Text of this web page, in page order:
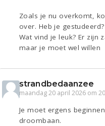
Zoals je nu overkomt,
over. Heb je
Wat vind je leuk? Er zijn
maar je moet wel willen
strandbedaanzee
maandag 20 april 2026 om
Je moet ergens
droombaan.